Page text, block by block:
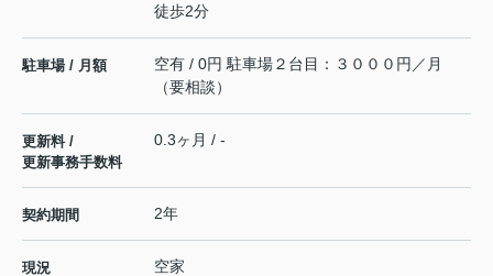
徒歩2分
駐車場 / 月額
空有 / 0円 駐車場２台目：３０００円／月
（要相談）
更新料 /
更新事務手数料
0.3ヶ月 / -
契約期間 2年
現況 空家